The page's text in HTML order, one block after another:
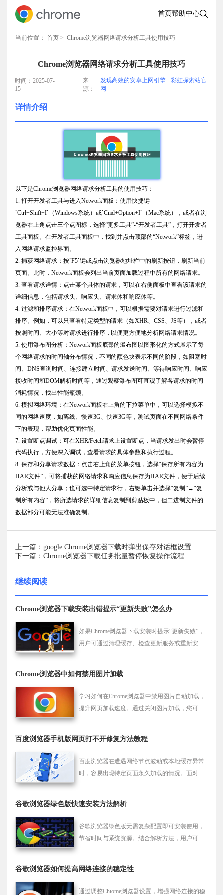
首页帮助中心
当前位置： 首页 > Chrome浏览器网络请求分析工具使用技巧
Chrome浏览器网络请求分析工具使用技巧
时间：2025-07-
15
来
源：
发现高效的安卓上网引擎 - 彩虹探索站官
网
详情介绍
以下是Chrome浏览器网络请求分析工具的使用技巧：
1. 打开开发者工具与进入Network面板：使用快捷键
`Ctrl+Shift+I`（Windows系统）或`Cmd+Option+I`（Mac系统），或者在浏
览器右上角点击三个点图标，选择“更多工具”-“开发者工具”，打开开发者
工具面板。在开发者工具面板中，找到并点击顶部的“Network”标签，进
入网络请求监控界面。
2. 捕获网络请求：按`F5`键或点击浏览器地址栏中的刷新按钮，刷新当前
页面。此时，Network面板会列出当前页面加载过程中所有的网络请求。
3. 查看请求详情：点击某个具体的请求，可以在右侧面板中查看该请求的
详细信息，包括请求头、响应头、请求体和响应体等。
4. 过滤和排序请求：在Network面板中，可以根据需要对请求进行过滤和
排序。例如，可以只查看特定类型的请求（如XHR、CSS、JS等），或者
按照时间、大小等对请求进行排序，以便更方便地分析网络请求情况。
5. 使用瀑布图分析：Network面板底部的瀑布图以图形化的方式展示了每
个网络请求的时间轴分布情况，不同的颜色块表示不同的阶段，如阻塞时
间、DNS查询时间、连接建立时间、请求发送时间、等待响应时间、响应
接收时间和DOM解析时间等，通过观察瀑布图可直观了解各请求的时间
消耗情况，找出性能瓶颈。
6. 模拟网络环境：在Network面板右上角的下拉菜单中，可以选择模拟不
同的网络速度，如离线、慢速3G、快速3G等，测试页面在不同网络条件
下的表现，帮助优化页面性能。
7. 设置断点调试：可在XHR/Fetch请求上设置断点，当请求发出时会暂停
代码执行，方便深入调试，查看请求的具体参数和执行过程。
8. 保存和分享请求数据：点击右上角的菜单按钮，选择“保存所有内容为
HAR文件”，可将捕获的网络请求和响应信息保存为HAR文件，便于后续
分析或与他人分享；也可选中特定请求行，右键单击并选择“复制”→“复
制所有内容”，将所选请求的详细信息复制到剪贴板中，但二进制文件的
数据部分可能无法准确复制。
上一篇：google Chrome浏览器下载时弹出保存对话框设置
下一篇：Chrome浏览器下载任务批量暂停恢复操作流程
继续阅读
Chrome浏览器下载安装出错提示“更新失败”怎么办
如果Chrome浏览器下载安装时提示“更新失败”，
用户可通过清理缓存、检查更新服务或重新安装
Chrome浏览器中如何禁用图片加载
学习如何在Chrome浏览器中禁用图片自动加载，
提升网页加载速度。通过关闭图片加载，您可以
百度浏览器手机版网页打不开修复方法教程
百度浏览器在遭遇网络节点波动或本地缓存异常
时，容易出现特定页面永久加载的情况。面对这
的链路。这份实用的排错指南将让您的设备重焕
谷歌浏览器绿色版快速安装方法解析
谷歌浏览器绿色版无需复杂配置即可安装使用，
节省时间与系统资源。结合解析方法，用户可快
谷歌浏览器如何提高网络连接的稳定性
通过调整Chrome浏览器设置，增强网络连接的稳